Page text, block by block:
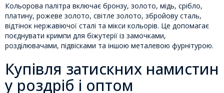
Кольорова палітра включає бронзу, золото, мідь, срібло,
платину, рожеве золото, світле золото, збройову сталь,
відтінок нержавіючої сталі та мікси кольорів. Це допомагає
поєднувати кримпи для біжутерії із замочками,
розділювачами, підвісками та іншою металевою фурнітурою.
Купівля затискних намистин
у роздріб і оптом